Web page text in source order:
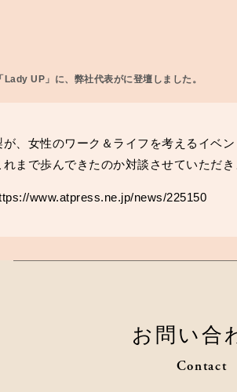
UP」に、弊社代表がに登壇しました。
、女性のワーク＆ライフを考えるイベ
まで歩んできたのか対談させていただき
www.atpress.ne.jp/news/225150
お問い合
Contact